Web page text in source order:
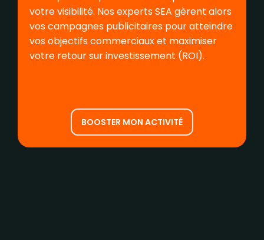
votre visibilité. Nos experts SEA gèrent alors
vos campagnes publicitaires pour atteindre
vos objectifs commerciaux et maximiser
votre retour sur investissement (ROI).
BOOSTER MON ACTIVITÉ